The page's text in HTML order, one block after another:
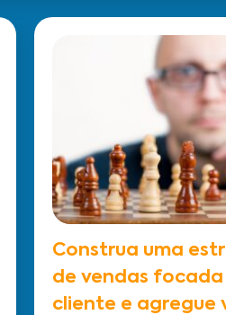
Construa uma
de vendas
cliente e agregue